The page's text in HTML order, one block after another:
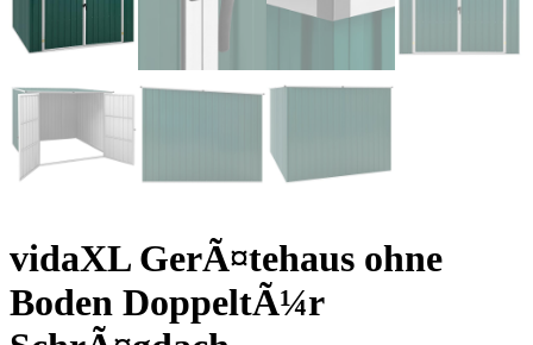
vidaXL GerÃ¤tehaus ohne
Boden DoppeltÃ¼r